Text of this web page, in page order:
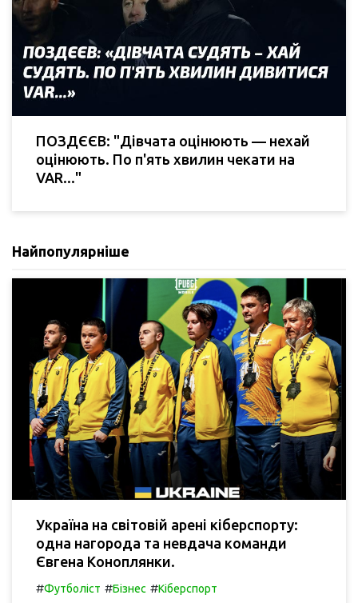
ПОЗДЄЄВ: "Дівчата оцінюють — нехай
оцінюють. По п'ять хвилин чекати на
VAR..."
Найпопулярніше
Україна на світовій арені кіберспорту:
одна нагорода та невдача команди
Євгена Коноплянки.
#Футболіст #Бізнес #Кіберспорт